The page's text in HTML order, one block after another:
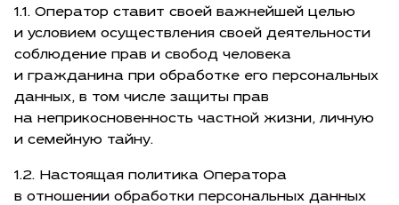
1.1. Оператор ставит своей важнейшей целью
и условием осуществления своей деятельности
соблюдение прав и свобод человека
и гражданина при обработке его персональных
данных, в том числе защиты прав
на неприкосновенность частной жизни, личную
и семейную тайну.
1.2. Настоящая политика Оператора
в отношении обработки персональных данных